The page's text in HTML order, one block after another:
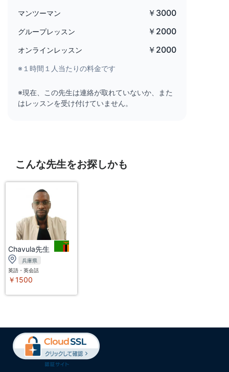
マンツーマン ￥3000
グループレッスン ￥2000
オンラインレッスン ￥2000
※１時間１人当たりの料金です
※現在、この先生は連絡が取れていないか、また
はレッスンを受け付けていません。
こんな先生をお探しかも
Chavula先生
兵庫県
英語・英会話
￥1500